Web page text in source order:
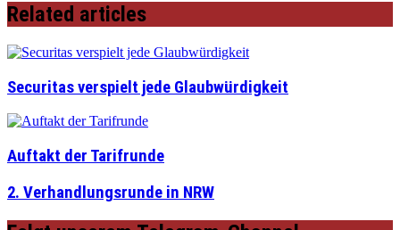
Related articles
Securitas verspielt jede Glaubwürdigkeit
Auftakt der Tarifrunde
2. Verhandlungsrunde in NRW